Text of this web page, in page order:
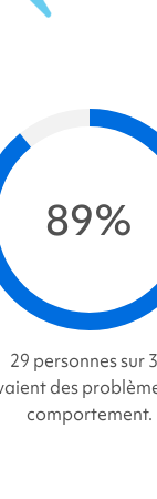
89%
29 personnes sur
des
comportement.